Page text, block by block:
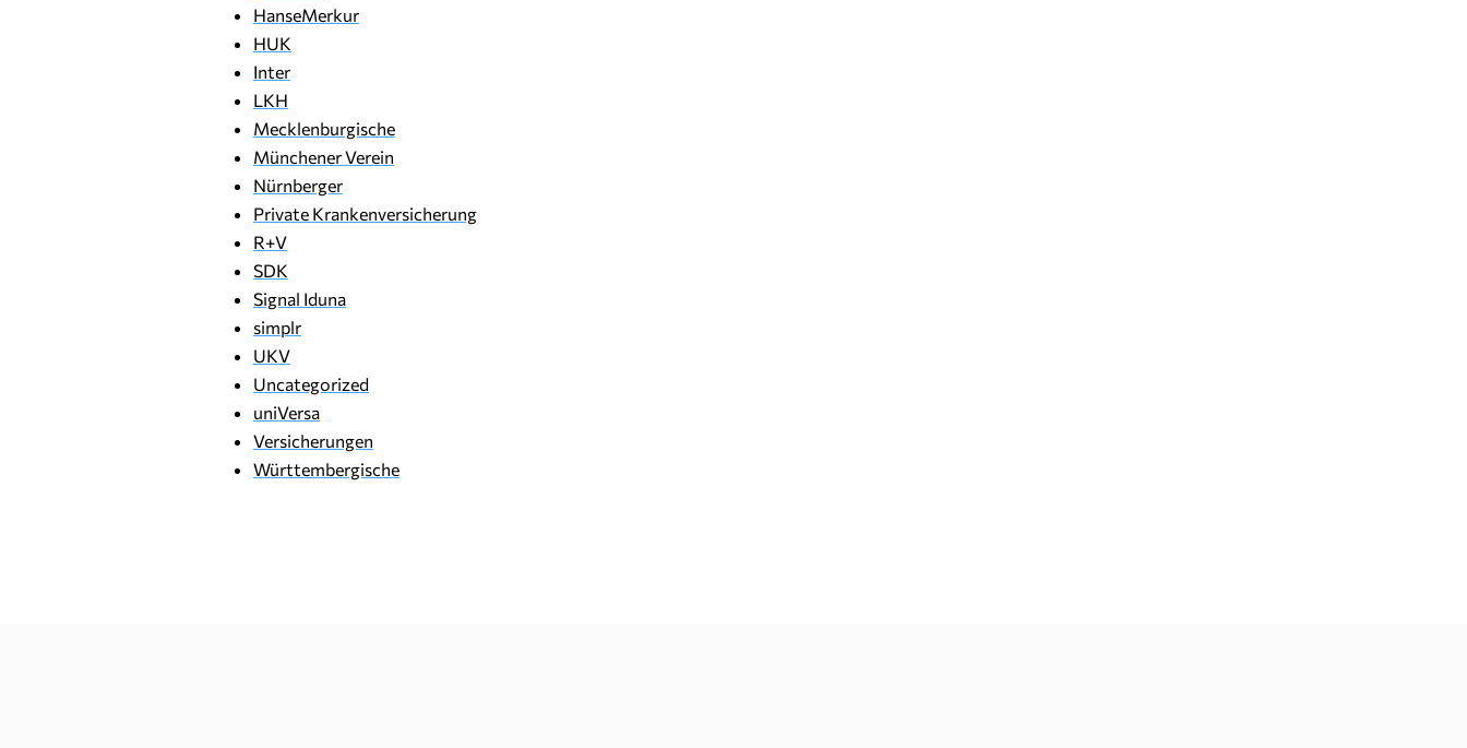
HanseMerkur
HUK
Inter
LKH
Mecklenburgische
Münchener Verein
Nürnberger
Private Krankenversicherung
R+V
SDK
Signal Iduna
simplr
UKV
Uncategorized
uniVersa
Versicherungen
Württembergische